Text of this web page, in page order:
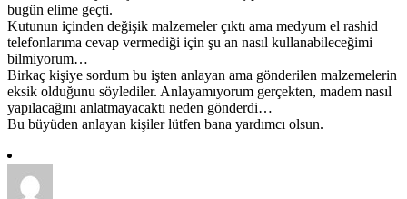
bugün elime geçti.
Kutunun içinden değişik malzemeler çıktı ama medyum el rashid
telefonlarıma cevap vermediği için şu an nasıl kullanabileceğimi
bilmiyorum…
Birkaç kişiye sordum bu işten anlayan ama gönderilen malzemelerin
eksik olduğunu söylediler. Anlayamıyorum gerçekten, madem nasıl
yapılacağını anlatmayacaktı neden gönderdi…
Bu büyüden anlayan kişiler lütfen bana yardımcı olsun.